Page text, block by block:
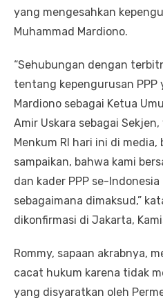
yang mengesahkan
Muhammad Mardiono.
“Sehubungan dengan
tentang kepengurusan PPP
Mardiono sebagai Ketua
Amir Uskara sebagai
Menkum RI hari ini di media,
sampaikan, bahwa kami
dan kader PPP se-Indonesia
sebagaimana dimaksud,”
dikonfirmasi di Jakarta,
Rommy, sapaan akrabnya,
cacat hukum karena tidak
yang disyaratkan oleh